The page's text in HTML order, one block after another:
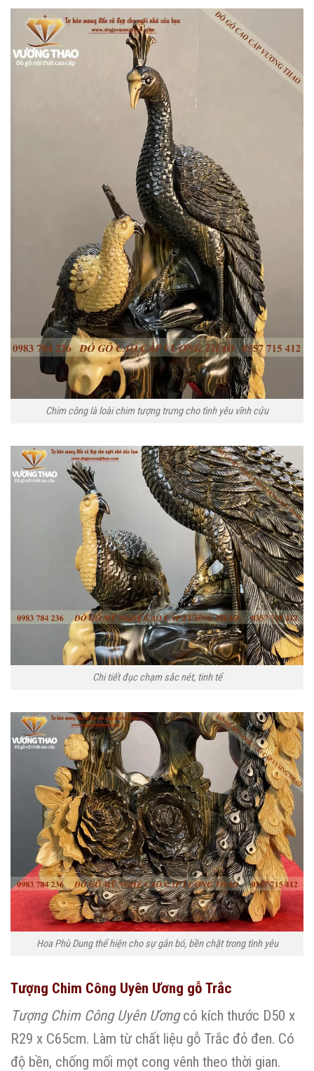
Chim công là loài chim tượng trưng cho tình yêu vĩnh cửu
Chi tiết đục chạm sắc nét, tinh tế
Hoa Phù Dung thể hiện cho sự gắn bó, bền chặt trong tình yêu
Tượng Chim Công Uyên Ương gỗ Trắc
Tượng Chim Công Uyên Ươngcó kích thước D50 x
R29 x C65cm. Làm từ chất liệu gỗ Trắc đỏ đen. Có
độ bền, chống mối mọt cong vênh theo thời gian.